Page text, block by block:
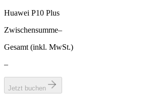
Huawei P10 Plus
Zwischensumme–
Gesamt (inkl. MwSt.)
–
Jetzt buchen